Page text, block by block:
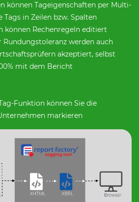
können Tageigenschaften per Multi-
in Zeilen bzw. Spalten
können Rechenregeln editiert
Rundungstoleranz werden auch
akzeptiert, selbst
mit dem Bericht
Funktion können Sie die
markieren